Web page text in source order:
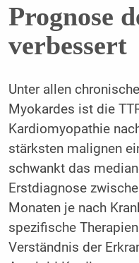
Prognose
verbessert
Unter allen
Myokardes ist die
Kardiomyopathie
stärksten malignen
schwankt das
Erstdiagnose
Monaten je nach
spezifische
Verständnis der